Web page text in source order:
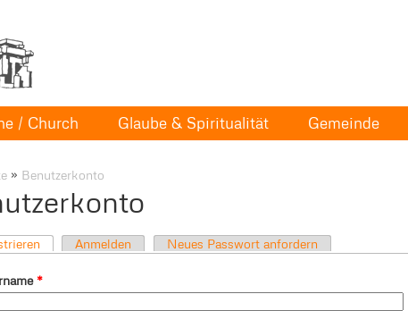
/ Church Glaube & Spiritualität Gemeinde
» Benutzerkonto
Anmelden Neues Passwort anfordern
*